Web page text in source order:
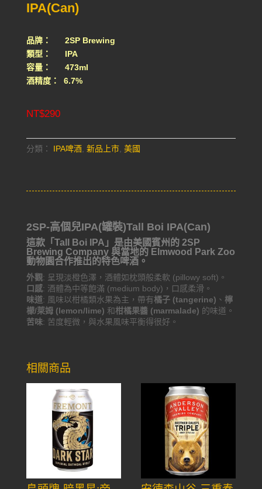
IPA(Can)
品牌： 2SP Brewing
類型： IPA
容量： 473ml
酒精度： 6.7%
NT$290
分類： IPA啤酒, 新品上市, 美國
2SP-高個兒IPA(罐裝)Tall Boi IPA(Can)
這款「Tall Boi IPA」是由美國賓州的 2SP
Brewing Company 與當地的 Elmwood Park Zoo
動物園合作推出的特色啤酒。
外觀: 呈現淡橙色澤，酒體如枕頭般柔軟 (pillowy soft)。
口感: 酒體為中等飽滿 (medium body)，口感柔滑。
味道: 風味以柑橘類水果為主，帶有橘子 (tangerine) 、 檸
檬/萊姆 (lemon/lime) 和柑橘果醬 (marmalade) 的味道。
苦味: 苦度輕微，與水果風味平衡得很好。
相關商品